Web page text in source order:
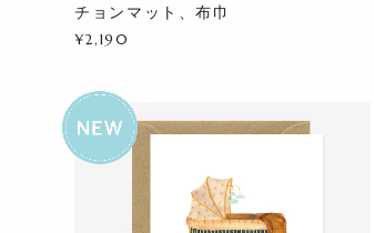
チョンマット、布巾
¥2,190